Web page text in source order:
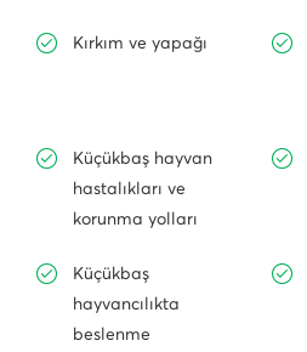
Kırkım ve yapağı
Küçükbaş hayvan
hastalıkları ve
korunma yolları
Küçükbaş
hayvancılıkta
beslenme